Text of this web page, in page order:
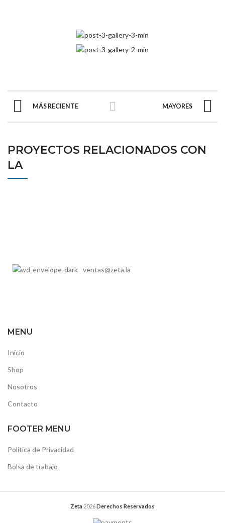
MÁS RECIENTE MAYORES
PROYECTOS RELACIONADOS CON
LA
ventas@zeta.la
MENU
Inicio
Shop
Nosotros
Contacto
FOOTER MENU
Política de Privacidad
Bolsa de trabajo
Zeta 2026Derechos Reservados